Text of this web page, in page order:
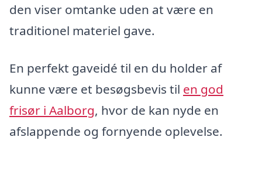
den viser omtanke uden at være en
traditionel materiel gave.
En perfekt gaveidé til en du holder af
kunne være et besøgsbevis til en god
frisør i Aalborg, hvor de kan nyde en
afslappende og fornyende oplevelse.